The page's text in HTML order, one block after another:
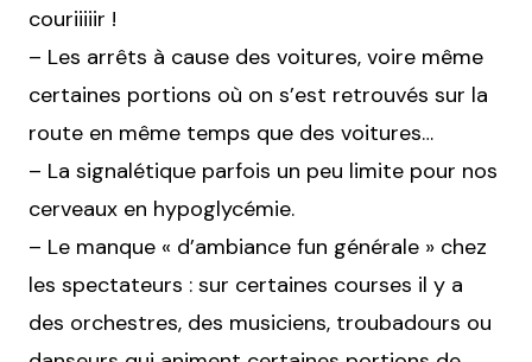
couriiiiir !
– Les arrêts à cause des voitures, voire même
certaines portions où on s’est retrouvés sur la
route en même temps que des voitures…
– La signalétique parfois un peu limite pour nos
cerveaux en hypoglycémie.
– Le manque « d’ambiance fun générale » chez
les spectateurs : sur certaines courses il y a
des orchestres, des musiciens, troubadours ou